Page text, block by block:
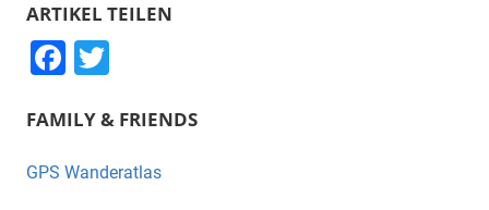
ARTIKEL TEILEN
F
c
e
tt
er
FAMILY & FRIENDS
GPS Wanderatlas